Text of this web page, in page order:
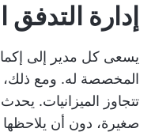
إدارة التدفق
يسعى كل مدير إلى
المخصصة له. ومع ذلك،
تتجاوز الميزانيات.
صغيرة، دون أن يلاحظها